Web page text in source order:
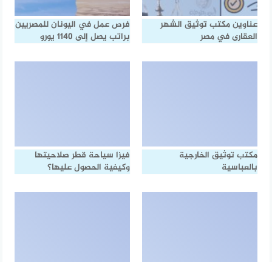
عناوين مكتب توثيق الشهر
العقارى في مصر
فرص عمل في اليونان للمصريين
براتب يصل إلى 1140 يورو
مكتب توثيق الخارجية
بالعباسية
فيزا سياحة قطر صلاحيتها
وكيفية الحصول عليها؟